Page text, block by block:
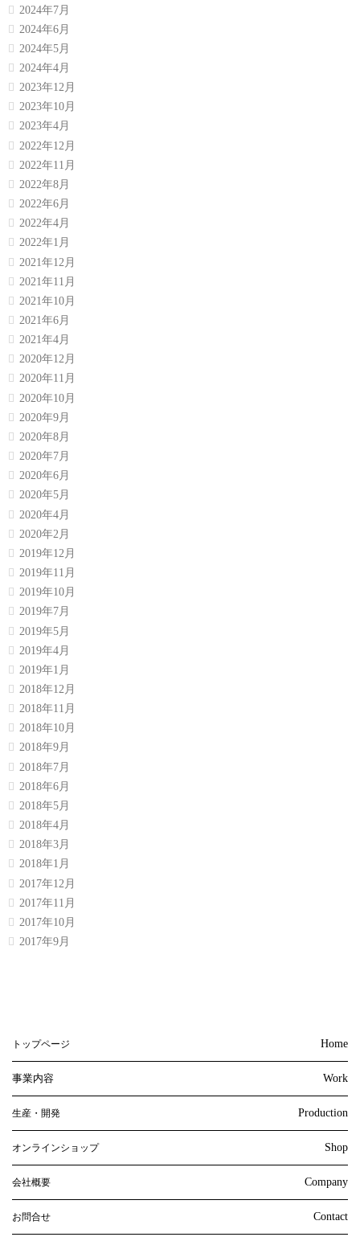
2024年7月
2024年6月
2024年5月
2024年4月
2023年12月
2023年10月
2023年4月
2022年12月
2022年11月
2022年8月
2022年6月
2022年4月
2022年1月
2021年12月
2021年11月
2021年10月
2021年6月
2021年4月
2020年12月
2020年11月
2020年10月
2020年9月
2020年8月
2020年7月
2020年6月
2020年5月
2020年4月
2020年2月
2019年12月
2019年11月
2019年10月
2019年7月
2019年5月
2019年4月
2019年1月
2018年12月
2018年11月
2018年10月
2018年9月
2018年7月
2018年6月
2018年5月
2018年4月
2018年3月
2018年1月
2017年12月
2017年11月
2017年10月
2017年9月
トップページ Home
事業内容 Work
生産・開発 Production
オンラインショップ Shop
会社概要 Company
お問合せ Contact